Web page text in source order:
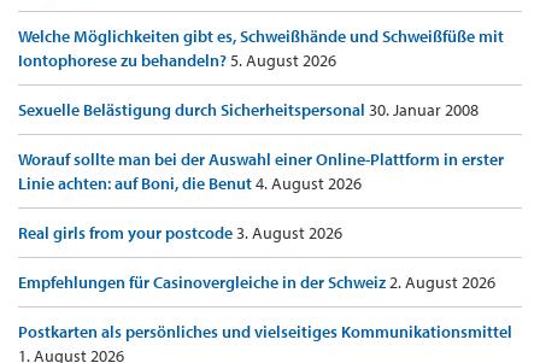
Welche Möglichkeiten gibt es, Schweißhände und Schweißfüße mit
Iontophorese zu behandeln?5. August 2026
Sexuelle Belästigung durch Sicherheitspersonal 30. Januar 2008
Worauf sollte man bei der Auswahl einer Online-Plattform in erster
Linie achten: auf Boni, die Benut4. August 2026
Real girls from your postcode3. August 2026
Empfehlungen für Casinovergleiche in der Schweiz2. August 2026
Postkarten als persönliches und vielseitiges Kommunikationsmittel
1. August 2026